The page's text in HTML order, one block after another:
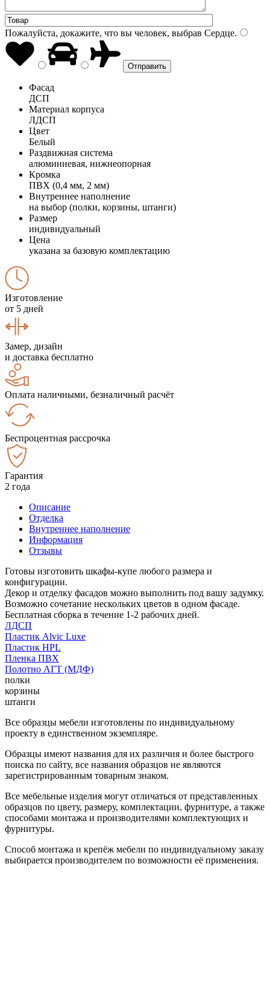
Пожалуйста, докажите, что вы человек, выбрав Сердце.
Фасад
ДСП
Материал корпуса
ЛДСП
Цвет
Белый
Раздвижная система
алюминиевая, нижнеопорная
Кромка
ПВХ (0,4 мм, 2 мм)
Внутреннее наполнение
на выбор (полки, корзины, штанги)
Размер
индивидуальный
Цена
указана за базовую комплектацию
Изготовление
от 5 дней
Замер, дизайн
и доставка бесплатно
Оплата наличными, безналичный расчёт
Беспроцентная рассрочка
Гарантия
2 года
Описание
Отделка
Внутреннее наполнение
Информация
Отзывы
Готовы изготовить шкафы-купе любого размера и
конфигурации.
Декор и отделку фасадов можно выполнить под вашу задумку.
Возможно сочетание нескольких цветов в одном фасаде.
Бесплатная сборка в течение 1-2 рабочих дней.
ЛДСП
Пластик Alvic Luxe
Пластик HPL
Пленка ПВХ
Полотно АГТ (МДФ)
полки
корзины
штанги
Все образцы мебели изготовлены по индивидуальному
проекту в единственном экземпляре.
Образцы имеют названия для их различия и более быстрого
поиска по сайту, все названия образцов не являются
зарегистрированным товарным знаком.
Все мебельные изделия могут отличаться от представленных
образцов по цвету, размеру, комплектации, фурнитуре, а также
способами монтажа и производителями комплектующих и
фурнитуры.
Способ монтажа и крепёж мебели по индивидуальному заказу
выбирается производителем по возможности её применения.